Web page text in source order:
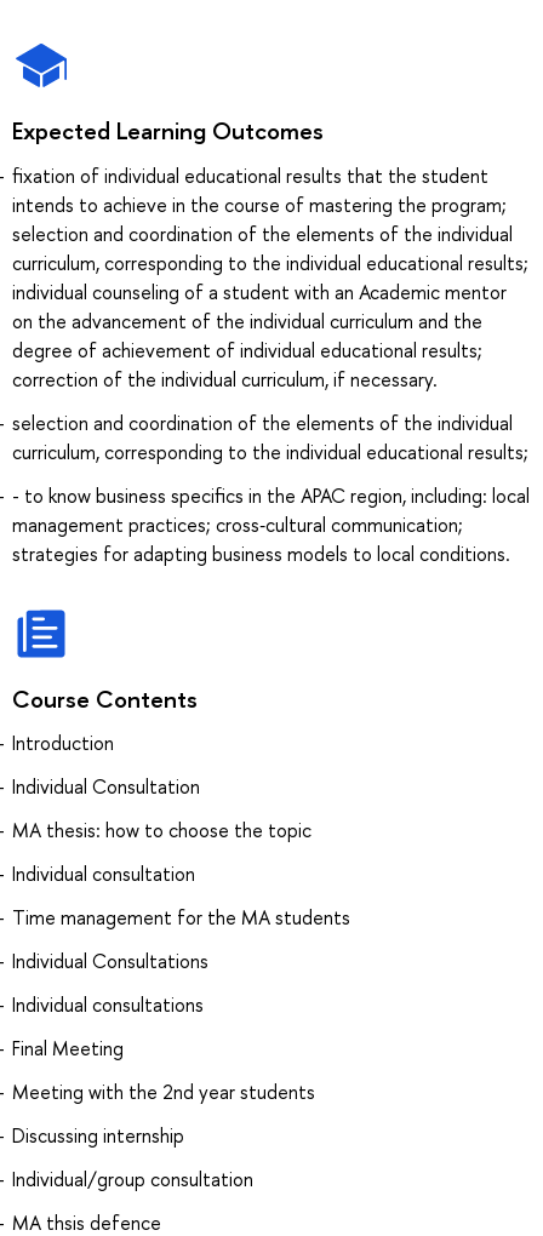
Expected Learning Outcomes
fixation of individual educational results that the student
intends to achieve in the course of mastering the program;
selection and coordination of the elements of the individual
curriculum, corresponding to the individual educational results;
individual counseling of a student with an Academic mentor
on the advancement of the individual curriculum and the
degree of achievement of individual educational results;
correction of the individual curriculum, if necessary.
selection and coordination of the elements of the individual
curriculum, corresponding to the individual educational results;
- to know business specifics in the APAC region, including: local
management practices; cross‑cultural communication;
strategies for adapting business models to local conditions.
Course Contents
Introduction
Individual Consultation
MA thesis: how to choose the topic
Individual consultation
Time management for the MA students
Individual Consultations
Individual consultations
Final Meeting
Meeting with the 2nd year students
Discussing internship
Individual/group consultation
MA thsis defence